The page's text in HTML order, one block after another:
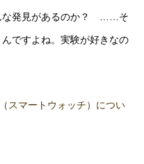
な発見があるのか？ ……そ
ですよね。実験が好きなの
スマートウォッチ）につい